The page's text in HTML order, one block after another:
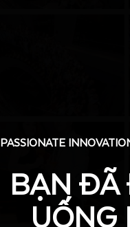
PASSIONATE
BẠN ĐÃ
UỐNG
PASSIONATE
BẠN ĐÃ
UỐNG